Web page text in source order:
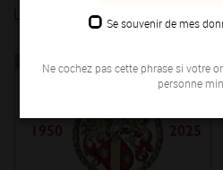
Se souvenir de mes
Ne cochez pas cette phrase si votre
personne
LE 26/08/2025